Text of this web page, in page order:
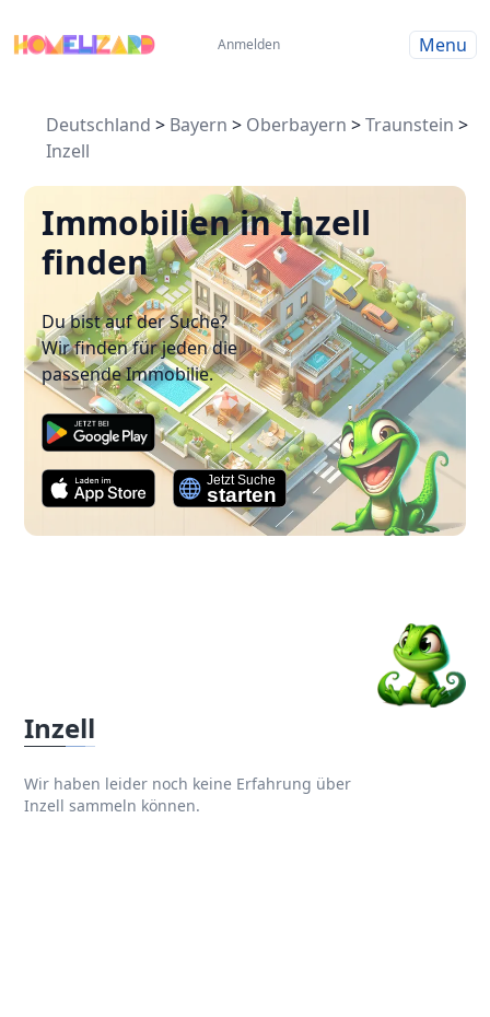
Anmelden Menu
Deutschland > Bayern > Oberbayern >Traunstein >
Inzell
Immobilien in Inzell
finden
Du bist auf der Suche?
Wir finden für jeden die
passende Immobilie.
Inzell
Wir haben leider noch keine Erfahrung über
Inzell sammeln können.